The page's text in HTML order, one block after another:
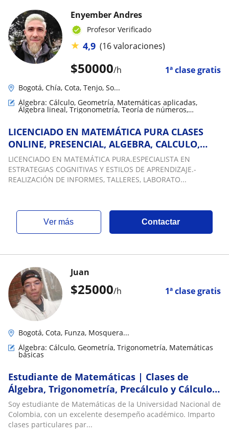
$50000/h 1ª clase gratis
Enyember Andres
Profesor Verificado
★ 4,9 (16 valoraciones)
Bogotá, Chía, Cota, Tenjo, So...
Álgebra: Cálculo, Geometría, Matemáticas aplicadas,
Álgebra lineal, Trigonometría, Teoría de números,
Matemáticas básicas
LICENCIADO EN MATEMÁTICA PURA CLASES
ONLINE, PRESENCIAL, ALGEBRA, CALCULO,
MATEMÁTICA, GEOMETRÍA, QUÍMICA, FÍSICA,
ESTADÍSTICA
LICENCIADO EN MATEMÁTICA PURA.ESPECIALISTA EN
ESTRATEGIAS COGNITIVAS Y ESTILOS DE APRENDIZAJE.-
REALIZACIÓN DE INFORMES, TALLERES, LABORATO...
ver más Contactar
$25000/h 1ª clase gratis
Juan
Bogotá, Cota, Funza, Mosquera...
Álgebra: Cálculo, Geometría, Trigonometría, Matemáticas
básicas
Estudiante de Matemáticas | Clases de
Álgebra, Trigonometría, Precálculo y Cálculo
Diferencial
Soy estudiante de Matemáticas de la Universidad Nacional de
Colombia, con un excelente desempeño académico. Imparto
clases particulares par...